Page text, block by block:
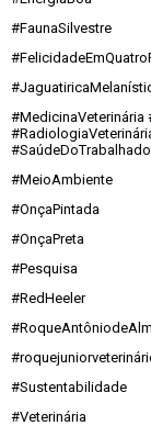
#FaunaSilvestre
#MedicinaVeterinária
#MeioAmbiente
#OnçaPintada
#OnçaPreta
#Pesquisa
#RedHeeler
#Sustentabilidade
#Veterinária